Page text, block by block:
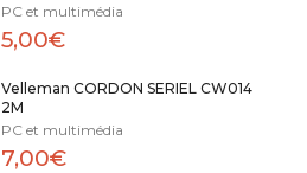
PC et multimédia
5,00€
Velleman CORDON SERIEL CW014
2M
PC et multimédia
7,00€